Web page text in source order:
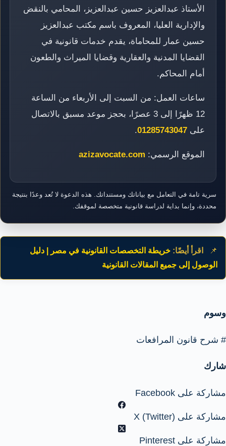
الأستاذ عبدالعزيز حسين عبدالعزيز، المحامي بالنقض
والإدارية العليا، المعروف باسم مكتب عبدالعزيز
حسين عمار للمحاماة، يقدم خدمات قانونية في
القضايا المدنية والعقارية وقضايا الميراث والطعون
أمام المحاكم.
ساعات العمل: من السبت إلى الأربعاء من الساعة
12 ظهرًا إلى 3 عصرًا، بحجز موعد مسبق بالاتصال
على 01285743047
.
الموقع الرسمي: azizavocate.com
سرية تامة في التعامل مع بياناتك ومستنداتك. هذه الدعوة لا تُعد وعدًا بنتيجة
محددة، وإنما بداية لدراسة قانونية متخصصة لموقفك.
📌 اقرأ أيضًا: خريطة التخصصات القانونية في مصر | دليل
الوصول إلى جميع المقالات القانونية
وسوم
# شرح قانون المرافعات
شارك
مشاركة على Facebook
مشاركة على X (Twitter)
مشاركة على Pinterest